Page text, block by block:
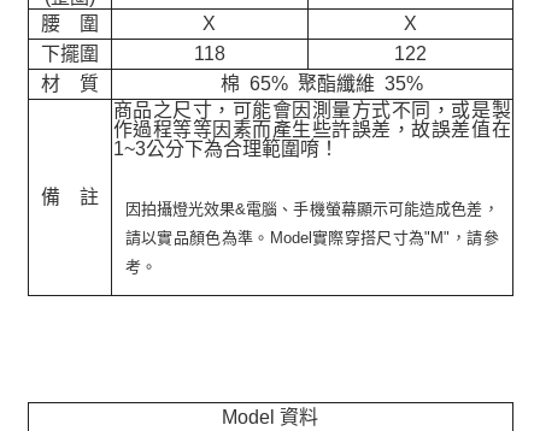
腰 圍
X
X
下擺圍
118
122
材 質
棉 65% 聚酯纖維 35%
備 註
商品之尺寸，可能會因測量方式不同，或是製
作過程等等因素而產生些許誤差，故誤差值在
1~3公分下為合理範圍唷！
因拍攝燈光效果&電腦、手機螢幕顯示可能造成色差，
請以實品顏色為準。Model實際穿搭尺寸為"M"，請參
考。
Model 資料